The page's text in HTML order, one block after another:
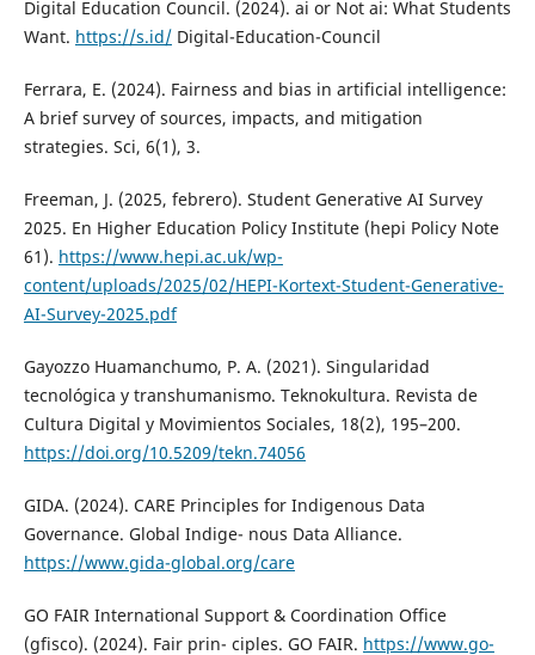
Digital Education Council. (2024). ai or Not ai: What Students
Want. https://s.id/Digital-Education-Council
Ferrara, E. (2024). Fairness and bias in artificial intelligence:
A brief survey of sources, impacts, and mitigation
strategies. Sci, 6(1), 3.
Freeman, J. (2025, febrero). Student Generative AI Survey
2025. En Higher Education Policy Institute (hepi Policy Note
61). https://www.hepi.ac.uk/wp-
content/uploads/2025/02/HEPI-Kortext-Student-Generative-
AI-Survey-2025.pdf
Gayozzo Huamanchumo, P. A. (2021). Singularidad
tecnológica y transhumanismo. Teknokultura. Revista de
Cultura Digital y Movimientos Sociales, 18(2), 195–200.
https://doi.org/10.5209/tekn.74056
GIDA. (2024). CARE Principles for Indigenous Data
Governance. Global Indige- nous Data Alliance.
https://www.gida-global.org/care
GO FAIR International Support & Coordination Office
(gfisco). (2024). Fair prin- ciples. GO FAIR. https://www.go-